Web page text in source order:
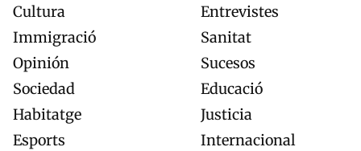
Cultura
Entrevistes
Immigració
Sanitat
Opinión
Sucesos
Sociedad
Educació
Habitatge
Justicia
Esports
Internacional